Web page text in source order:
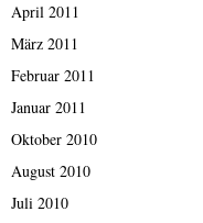
April 2011
März 2011
Februar 2011
Januar 2011
Oktober 2010
August 2010
Juli 2010